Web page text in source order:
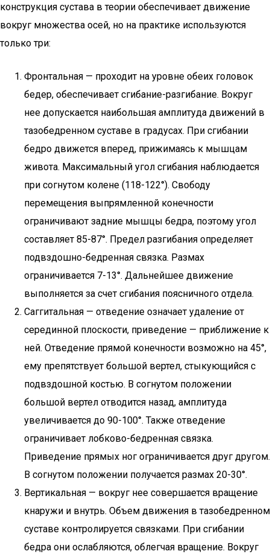
конструкция сустава в теории обеспечивает движение
вокруг множества осей, но на практике используются
только три:
Фронтальная — проходит на уровне обеих головок
бедер, обеспечивает сгибание-разгибание. Вокруг
нее допускается наибольшая амплитуда движений в
тазобедренном суставе в градусах. При сгибании
бедро движется вперед, прижимаясь к мышцам
живота. Максимальный угол сгибания наблюдается
при согнутом колене (118-122°). Свободу
перемещения выпрямленной конечности
ограничивают задние мышцы бедра, поэтому угол
составляет 85-87°. Предел разгибания определяет
подвздошно-бедренная связка. Размах
ограничивается 7-13°. Дальнейшее движение
выполняется за счет сгибания поясничного отдела.
Саггитальная — отведение означает удаление от
серединной плоскости, приведение — приближение к
ней. Отведение прямой конечности возможно на 45°,
ему препятствует большой вертел, стыкующийся с
подвздошной костью. В согнутом положении
большой вертел отводится назад, амплитуда
увеличивается до 90-100°. Также отведение
ограничивает лобково-бедренная связка.
Приведение прямых ног ограничивается друг другом.
В согнутом положении получается размах 20-30°.
Вертикальная — вокруг нее совершается вращение
кнаружи и внутрь. Объем движения в тазобедренном
суставе контролируется связками. При сгибании
бедра они ослабляются, облегчая вращение. Вокруг